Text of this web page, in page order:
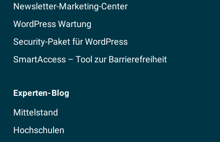
Newsletter-Marketing-Center
WordPress Wartung
Security-Paket für WordPress
SmartAccess – Tool zur Barrierefreiheit
Experten-Blog
Mittelstand
Hochschulen